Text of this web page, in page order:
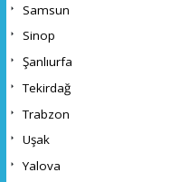
Samsun
Sinop
Şanlıurfa
Tekirdağ
Trabzon
Uşak
Yalova